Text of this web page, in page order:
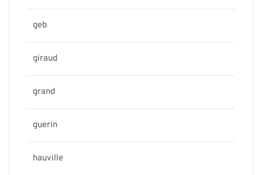
geb
giraud
grand
guerin
hauville